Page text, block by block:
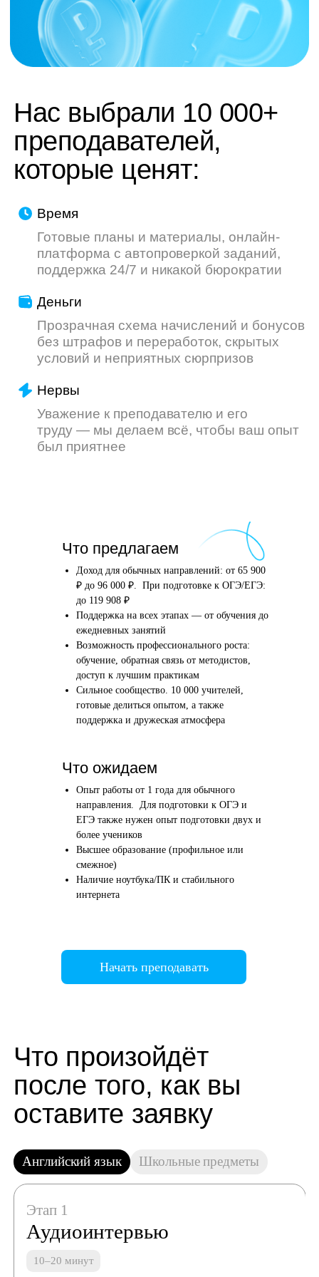
труду — мы делаем всё, чтобы ваш опыт
был приятнее
Что предлагаем
Начать преподавать
Что ожидаем
Доход для обычных направлений: от 65 900
₽ до 96 000 ₽. При подготовке к ОГЭ/ЕГЭ:
до 119 908 ₽
Поддержка на всех этапах — от обучения до
ежедневных занятий
Возможность профессионального роста:
обучение, обратная связь от методистов,
доступ к лучшим практикам
Сильное сообщество. 10 000 учителей,
готовые делиться опытом, а также
поддержка и дружеская атмосфера
Опыт работы от 1 года для обычного
направления. Для подготовки к ОГЭ и
ЕГЭ также нужен опыт подготовки двух и
более учеников
Высшее образование (профильное или
смежное)
Наличие ноутбука/ПК и стабильного
интернета
после того, как вы
оставите заявку
Английский язык Школьные предметы
Аудиоинтервью
Отвечаете по-английски на 4 вопроса
Начать преподавать